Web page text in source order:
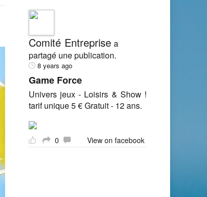
Comité Entreprisea
partagé une publication.
8 years ago
Game Force
Univers jeux - Loisirs & Show !
tarif unique 5 € Gratuit - 12 ans.
0 View on facebook